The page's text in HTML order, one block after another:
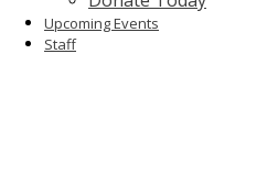
Upcoming Events
Staff